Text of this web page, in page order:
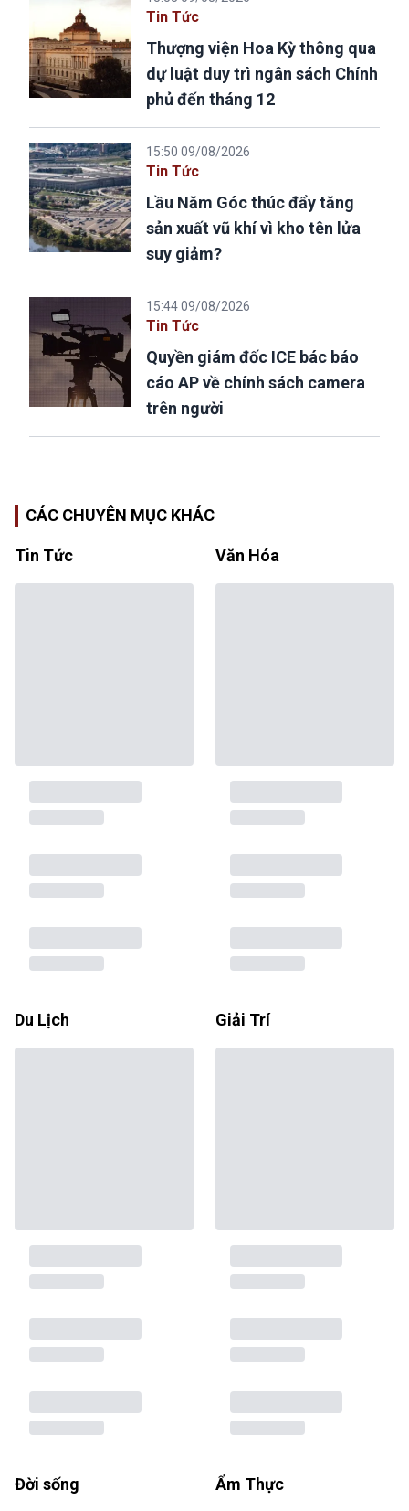
Tin Tức
Thượng viện Hoa Kỳ thông qua
dự luật duy trì ngân sách Chính
phủ đến tháng 12
15:50 09/08/2026
Tin Tức
Lầu Năm Góc thúc đẩy tăng
sản xuất vũ khí vì kho tên lửa
suy giảm?
15:44 09/08/2026
Tin Tức
Quyền giám đốc ICE bác báo
cáo AP về chính sách camera
trên người
CÁC CHUYÊN MỤC KHÁC
Tin Tức Văn Hóa
Du Lịch Giải Trí
Đời sống Ẩm Thực